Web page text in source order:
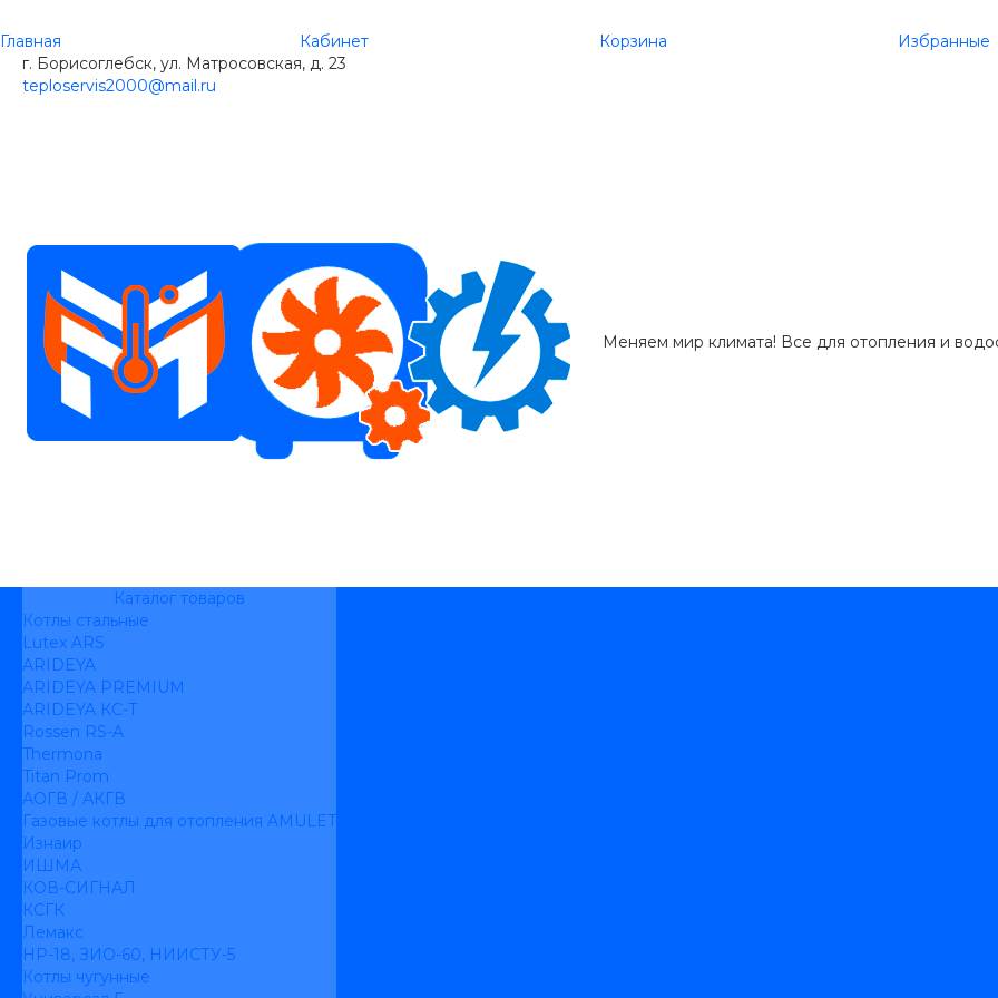
Главная Кабинет Корзина Избранные
г. Борисоглебск, ул. Матросовская, д. 23
teploservis2000@mail.ru
Меняем мир климата! Все для отопления и
Каталог товаров
Котлы стальные
Lutex ARS
ARIDEYA
ARIDEYA PREMIUM
ARIDEYA КС-Т
Rossen RS-A
Thermona
Titan Prom
АОГВ / АКГВ
Газовые котлы для отопления AMULET
Изнаир
ИШМА
КОВ-СИГНАЛ
КСГК
Лемакс
НР-18, ЗИО-60, НИИСТУ-5
Котлы чугунные